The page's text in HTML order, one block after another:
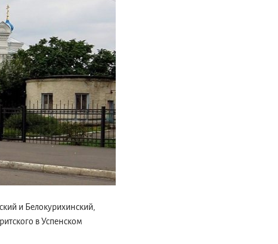
и Белокурихинский,
в Успенском